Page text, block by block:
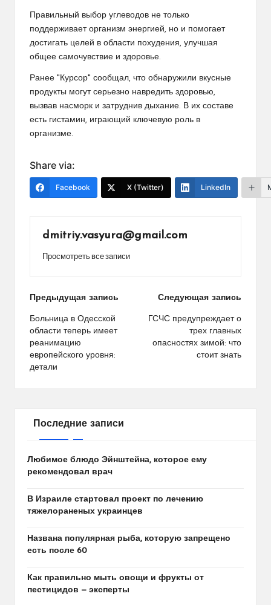
Правильный выбор углеводов не только
поддерживает организм энергией, но и помогает
достигать целей в области похудения, улучшая
общее самочувствие и здоровье.
Ранее "Курсор" сообщал, что обнаружили вкусные
продукты могут серьезно навредить здоровью,
вызвав насморк и затруднив дыхание. В их составе
есть гистамин, играющий ключевую роль в
организме.
Share via:
Facebook X (Twitter) LinkedIn
dmitriy.vasyura@gmail.com
Просмотреть все записи
Навигация
по
записям
Предыдущая запись
Больница в Одесской
области теперь имеет
реанимацию
европейского уровня:
детали
Следующая запись
ГСЧС предупреждает о
трех главных
опасностях зимой: что
стоит знать
Последние записи
Любимое блюдо Эйнштейна, которое ему
рекомендовал врач
В Израиле стартовал проект по лечению
тяжелораненых украинцев
Названа популярная рыба, которую запрещено
есть после 60
Как правильно мыть овощи и фрукты от
пестицидов — эксперты